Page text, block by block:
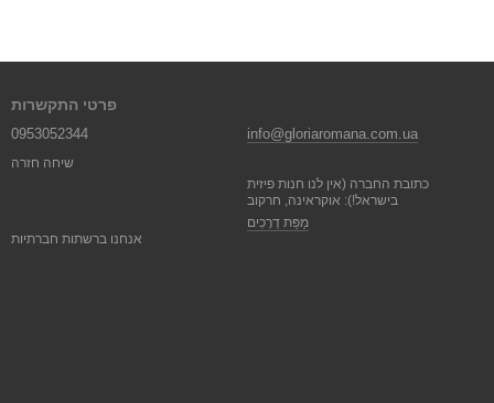
פרטי התקשרות
0953052344
שיחה חזרה
info@gloriaromana.com.ua
כתובת החברה (אין לנו חנות פיזית
בישראל!): אוקראינה, חרקוב
מַפַּת דְרָכִים
אנחנו ברשתות חברתיות